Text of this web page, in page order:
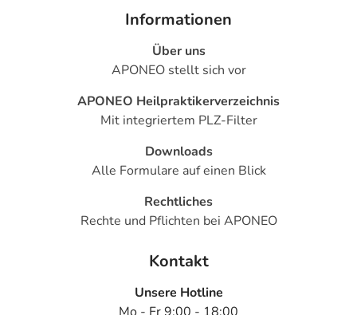
Informationen
Über uns
APONEO stellt sich vor
APONEO Heilpraktikerverzeichnis
Mit integriertem PLZ-Filter
Downloads
Alle Formulare auf einen Blick
Rechtliches
Rechte und Pflichten bei APONEO
Kontakt
Unsere Hotline